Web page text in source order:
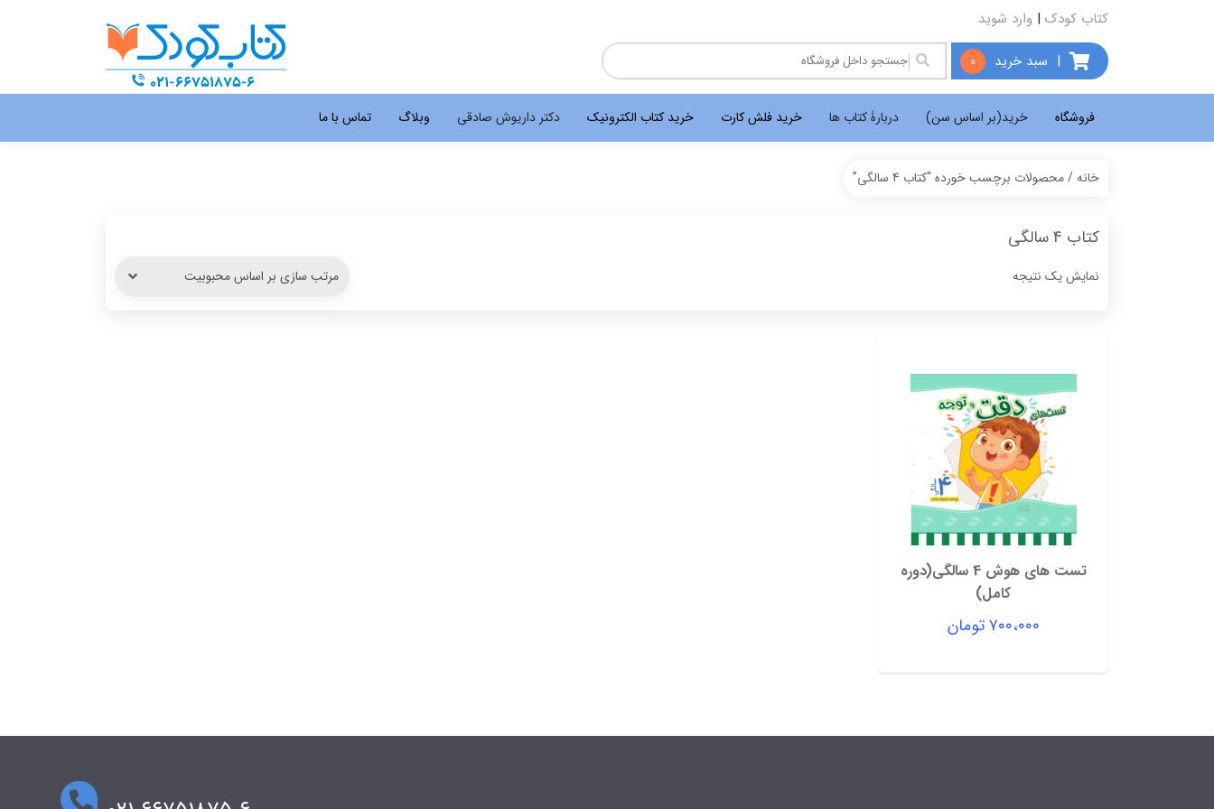
کتاب کودک | وارد شوید
| سبد خرید 0
فروشگاه خرید(بر اساس سن) دربارۀ کتاب ها خرید فلش کارت خرید کتاب الکترونیک دکتر داریوش صادقی وبلاگ تماس با ما
خانه/ محصولات برچسب خورده “کتاب 4 سالگی”
کتاب 4 سالگی
نمایش یک نتیجه
تست های هوش 4 سالگی(دوره
کامل)
۷۰۰،۰۰۰تومان